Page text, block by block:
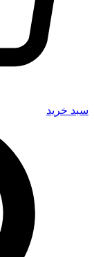
سبد خرید